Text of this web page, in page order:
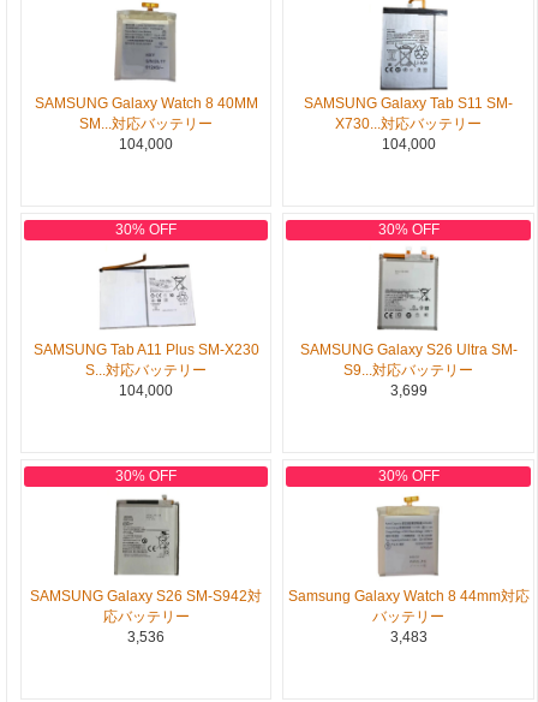
SAMSUNG Galaxy Watch 8 40MM
SM...対応バッテリー
104,000
SAMSUNG Galaxy Tab S11 SM-
X730...対応バッテリー
104,000
30% OFF
SAMSUNG Tab A11 Plus SM-X230
S...対応バッテリー
104,000
30% OFF
SAMSUNG Galaxy S26 Ultra SM-
S9...対応バッテリー
3,699
30% OFF
SAMSUNG Galaxy S26 SM-S942対
応バッテリー
3,536
30% OFF
Samsung Galaxy Watch 8 44mm対応
バッテリー
3,483